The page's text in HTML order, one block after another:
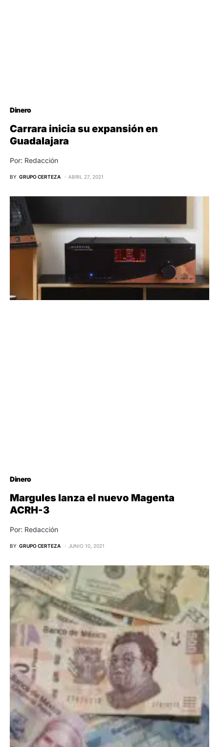
Dinero
Carrara inicia su expansión en
Guadalajara
Por: Redacción
BY GRUPO CERTEZA ABRIL 27, 2021
Dinero
Margules lanza el nuevo Magenta
ACRH-3
Por: Redacción
BY GRUPO CERTEZA JUNIO 10, 2021